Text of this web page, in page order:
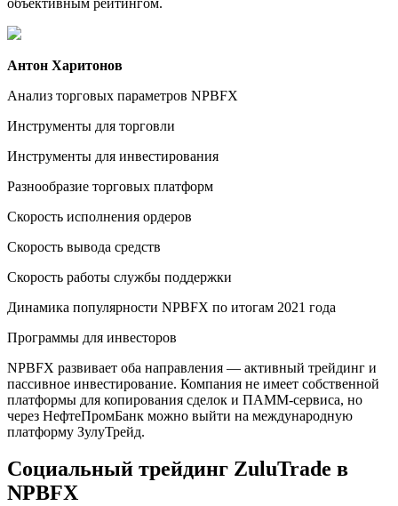
Антон Харитонов
Анализ торговых параметров NPBFX
Инструменты для торговли
Инструменты для инвестирования
Разнообразие торговых платформ
Скорость исполнения ордеров
Скорость вывода средств
Скорость работы службы поддержки
Динамика популярности NPBFX по итогам 2021 года
Программы для инвесторов
NPBFX развивает оба направления — активный трейдинг и
пассивное инвестирование. Компания не имеет собственной
платформы для копирования сделок и ПАММ-сервиса, но
через НефтеПромБанк можно выйти на международную
платформу ЗулуТрейд.
Социальный трейдинг ZuluTrade в
NPBFX